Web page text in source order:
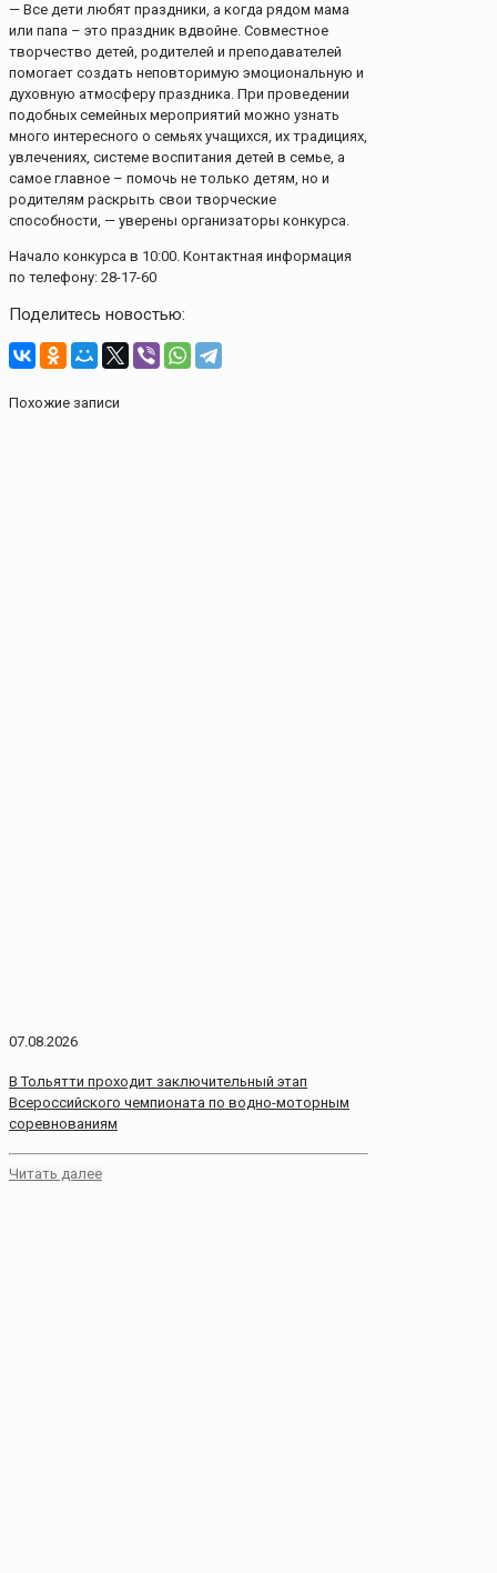
— Все дети любят праздники, а когда рядом мама
или папа – это праздник вдвойне. Совместное
творчество детей, родителей и преподавателей
помогает создать неповторимую эмоциональную и
духовную атмосферу праздника. При проведении
подобных семейных мероприятий можно узнать
много интересного о семьях учащихся, их традициях,
увлечениях, системе воспитания детей в семье, а
самое главное – помочь не только детям, но и
родителям раскрыть свои творческие
способности, — уверены организаторы конкурса.
Начало конкурса в 10:00. Контактная информация
по телефону: 28-17-60
Поделитесь новостью:
Похожие записи
07.08.2026
В Тольятти проходит заключительный этап
Всероссийского чемпионата по водно-моторным
соревнованиям
Читать далее